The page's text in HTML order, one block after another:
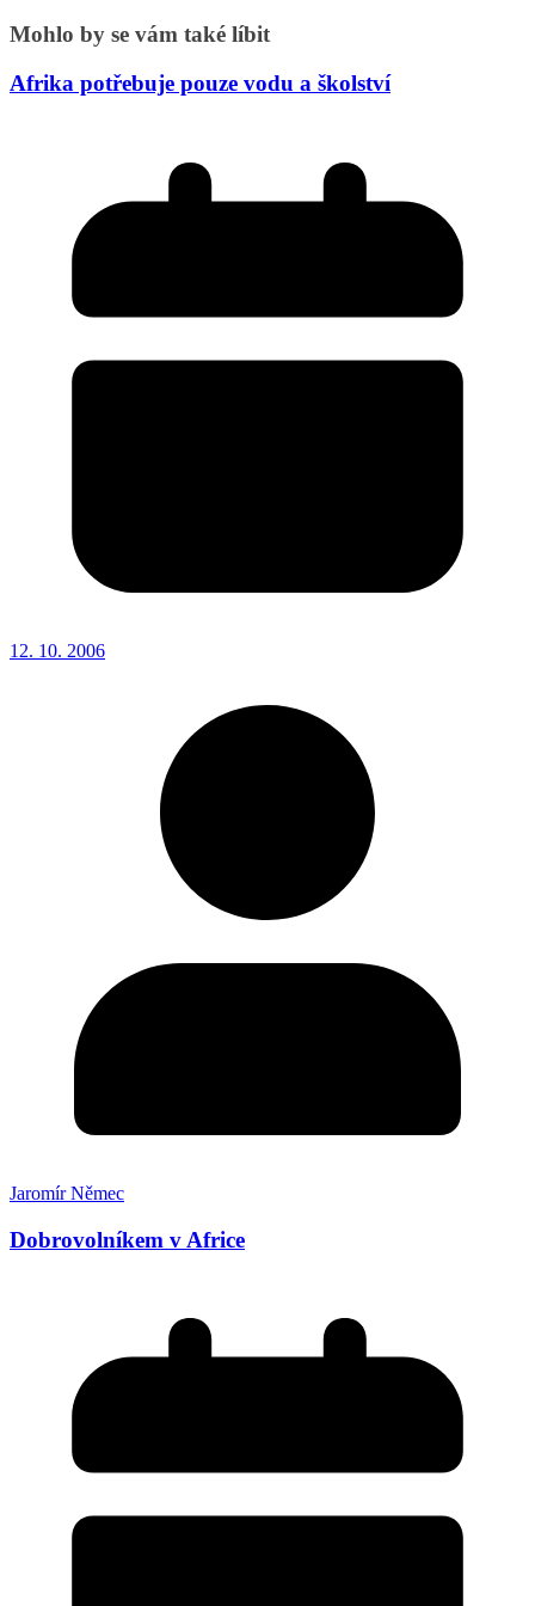
Mohlo by se vám také líbit
Afrika potřebuje pouze vodu a školství
12. 10. 2006
Jaromír Němec
Dobrovolníkem v Africe